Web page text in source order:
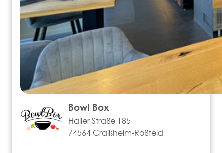
Bowl Box
Haller Straße 185
74564 Crailsheim-Roßfeld